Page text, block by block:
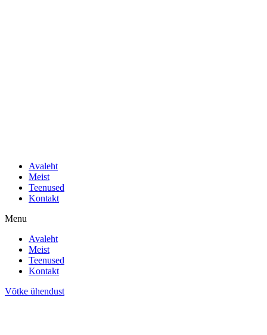
Avaleht
Meist
Teenused
Kontakt
Menu
Avaleht
Meist
Teenused
Kontakt
Võtke ühendust